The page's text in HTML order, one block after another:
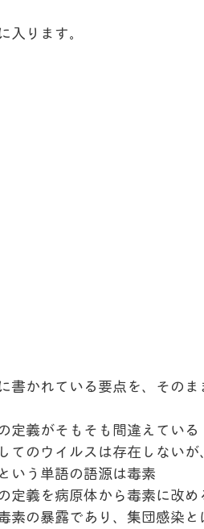
入ります。
書かれている要点を、その
定義がそもそも間違えている
てのウイルスは存在しない
いう単語の語源は毒素
定義を病原体から毒素に改め
素の暴露であり、集団感染と